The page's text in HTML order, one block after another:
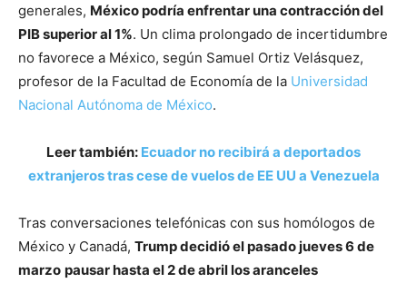
generales, México podría enfrentar una contracción del
PIB superior al 1%. Un clima prolongado de incertidumbre
no favorece a México, según Samuel Ortiz Velásquez,
profesor de la Facultad de Economía de la Universidad
Nacional Autónoma de México.
Leer también: Ecuador no recibirá a deportados
extranjeros tras cese de vuelos de EE UU a Venezuela
Tras conversaciones telefónicas con sus homólogos de
México y Canadá, Trump decidió el pasado jueves 6 de
marzo pausar hasta el 2 de abril los aranceles